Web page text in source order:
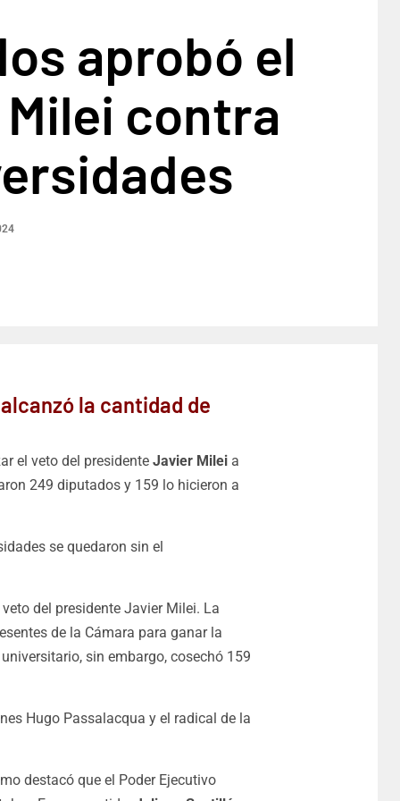
aprobó el
contra
la cantidad de
el veto del presidente Javier Mileia
249 diputados y 159 lo hicieron a
se quedaron sin el
del presidente Javier Milei. La
de la Cámara para ganar la
sin embargo, cosechó 159
Hugo Passalacqua y el radical de la
destacó que el Poder Ejecutivo